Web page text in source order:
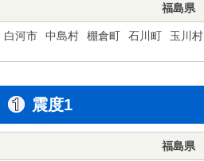
福島県
白河市 中島村 棚倉町 石川町 玉川村
震度1
福島県